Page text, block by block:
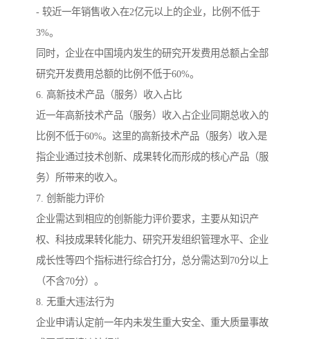
- 较近一年销售收入在2亿元以上的企业，比例不低于
3%。
同时，企业在中国境内发生的研究开发费用总额占全部
研究开发费用总额的比例不低于60%。
6. 高新技术产品（服务）收入占比
近一年高新技术产品（服务）收入占企业同期总收入的
比例不低于60%。这里的高新技术产品（服务）收入是
指企业通过技术创新、成果转化而形成的核心产品（服
务）所带来的收入。
7. 创新能力评价
企业需达到相应的创新能力评价要求，主要从知识产
权、科技成果转化能力、研究开发组织管理水平、企业
成长性等四个指标进行综合打分，总分需达到70分以上
（不含70分）。
8. 无重大违法行为
企业申请认定前一年内未发生重大安全、重大质量事故